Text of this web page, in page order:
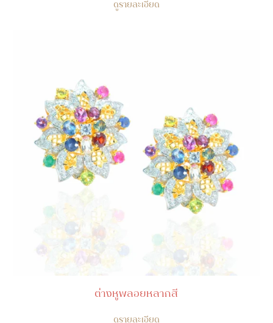
ดูรายละเอียด
ต่างหูพลอยหลากสี